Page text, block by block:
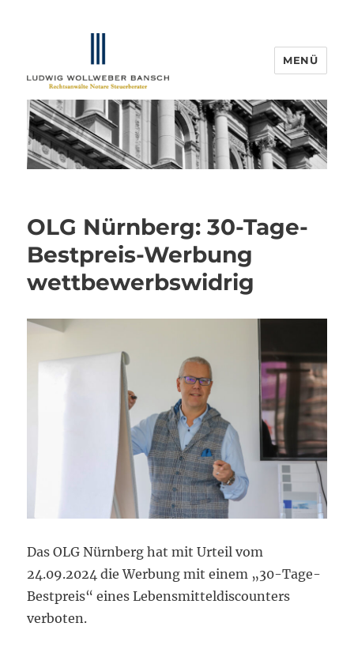
IP-Blogger.de
MENÜ
OLG Nürnberg: 30-Tage-
Bestpreis-Werbung
wettbewerbswidrig
Das OLG Nürnberg hat mit Urteil vom
24.09.2024 die Werbung mit einem „30-Tage-
Bestpreis“ eines Lebensmitteldiscounters
verboten.